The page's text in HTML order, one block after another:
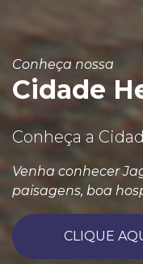
Conheça nossa
Cidade
Conheça a
Venha conhecer
paisagens, boa
CLIQUE